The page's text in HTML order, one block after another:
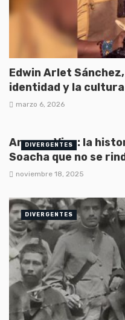
Edwin Arlet
identidad y la
marzo 6, 2026
Armero Vive: la
Soacha que no se
noviembre 18, 2025
DIVERGENTES
DIVERGENTES